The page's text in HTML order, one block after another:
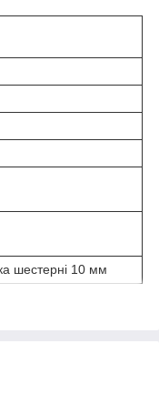
шестерні 10 мм